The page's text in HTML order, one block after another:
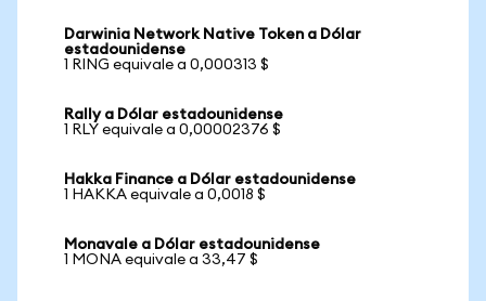
Darwinia Network Native Token a Dólar
estadounidense
1 RING equivale a 0,000313 $
Rally a Dólar estadounidense
1 RLY equivale a 0,00002376 $
Hakka Finance a Dólar estadounidense
1 HAKKA equivale a 0,0018 $
Monavale a Dólar estadounidense
1 MONA equivale a 33,47 $